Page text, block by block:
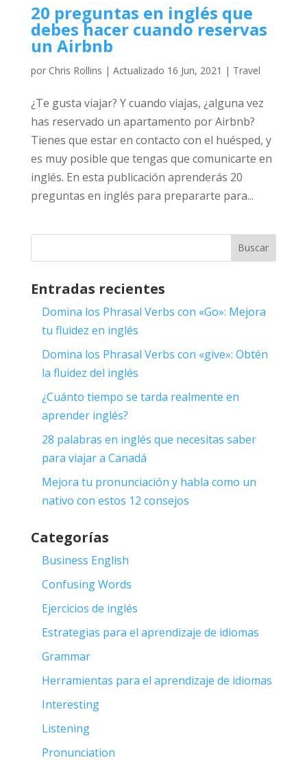
20 preguntas en inglés que
debes hacer cuando reservas
un Airbnb
por Chris Rollins | Actualizado 16 Jun, 2021 | Travel
¿Te gusta viajar? Y cuando viajas, ¿alguna vez
has reservado un apartamento por Airbnb?
Tienes que estar en contacto con el huésped, y
es muy posible que tengas que comunicarte en
inglés. En esta publicación aprenderás 20
preguntas en inglés para prepararte para...
Entradas recientes
Domina los Phrasal Verbs con «Go»: Mejora
tu fluidez en inglés
Domina los Phrasal Verbs con «give»: Obtén
la fluidez del inglés
¿Cuánto tiempo se tarda realmente en
aprender inglés?
28 palabras en inglés que necesitas saber
para viajar a Canadá
Mejora tu pronunciación y habla como un
nativo con estos 12 consejos
Categorías
Business English
Confusing Words
Ejercicios de inglés
Estrategias para el aprendizaje de idiomas
Grammar
Herramientas para el aprendizaje de idiomas
Interesting
Listening
Pronunciation